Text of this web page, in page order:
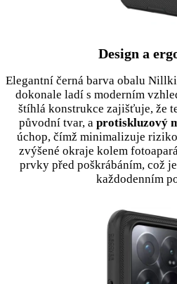
Design a
Elegantní černá barva obalu
dokonale ladí s moderním
štíhlá konstrukce zajišťuje, že
původní tvar, a protiskluzový
úchop, čímž minimalizuje
zvýšené okraje kolem
prvky před poškrábáním, což
každodenním